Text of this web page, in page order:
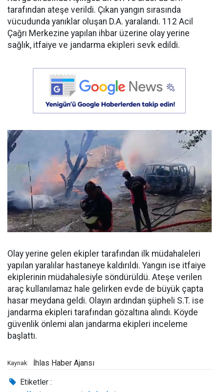
tarafından ateşe verildi. Çıkan yangın sırasında
vücudunda yanıklar oluşan D.A. yaralandı. 112 Acil
Çağrı Merkezine yapılan ihbar üzerine olay yerine
sağlık, itfaiye ve jandarma ekipleri sevk edildi.
Olay yerine gelen ekipler tarafından ilk müdahaleleri
yapılan yaralılar hastaneye kaldırıldı. Yangın ise itfaiye
ekiplerinin müdahalesiyle söndürüldü. Ateşe verilen
araç kullanılamaz hale gelirken evde de büyük çapta
hasar meydana geldi. Olayın ardından şüpheli S.T. ise
jandarma ekipleri tarafından gözaltına alındı. Köyde
güvenlik önlemi alan jandarma ekipleri inceleme
başlattı.
Kaynak: İhlas Haber Ajansı
Etiketler :